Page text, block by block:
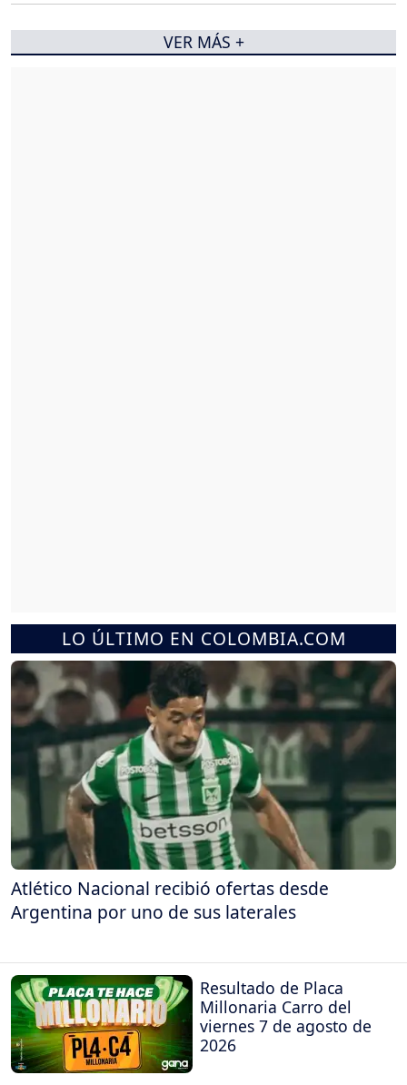
LO ÚLTIMO EN COLOMBIA.COM
Atlético Nacional recibió ofertas desde
Argentina por uno de sus laterales
Resultado de Placa
Millonaria Carro del
viernes 7 de agosto de
2026
VER MÁS +